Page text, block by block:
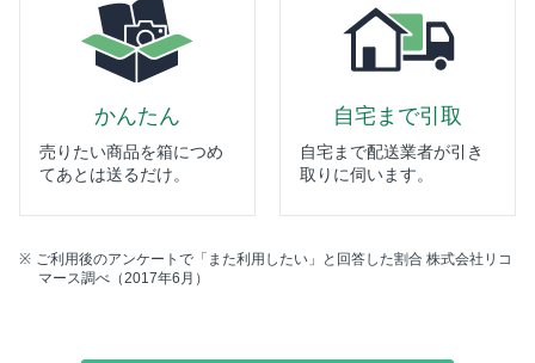
かんたん
売りたい商品を箱につめ
てあとは送るだけ。
自宅まで引取
自宅まで配送業者が引き
取りに伺います。
ご利用後のアンケートで「また利用したい」と回答した割合 株式会社リコ
マース調べ（2017年6月）